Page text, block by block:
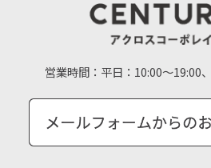
営業時間： 平日：10:00～19:00